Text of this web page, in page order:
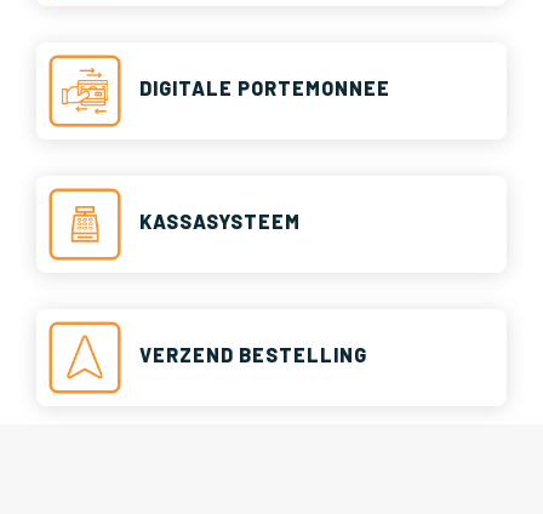
DIGITALE PORTEMONNEE
KASSASYSTEEM
VERZEND BESTELLING